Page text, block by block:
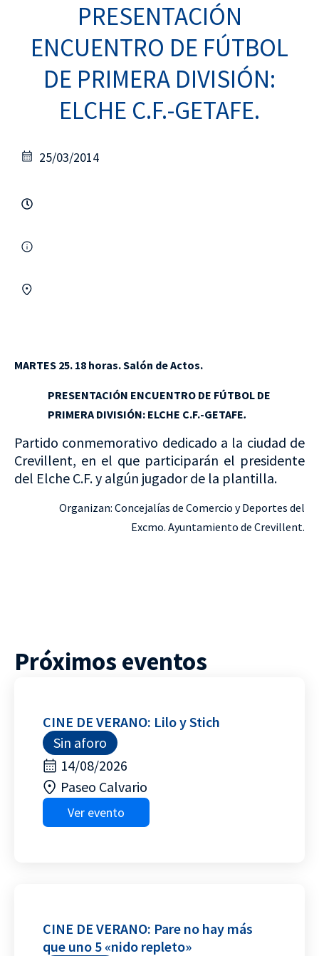
PRESENTACIÓN
ENCUENTRO DE FÚTBOL
DE PRIMERA DIVISIÓN:
ELCHE C.F.-GETAFE.
25/03/2014
MARTES 25. 18 horas. Salón de Actos.
PRESENTACIÓN ENCUENTRO DE FÚTBOL DE
PRIMERA DIVISIÓN: ELCHE C.F.-GETAFE.
Partido conmemorativo dedicado a la ciudad de
Crevillent, en el que participarán el presidente
del Elche C.F. y algún jugador de la plantilla.
Organizan: Concejalías de Comercio y Deportes del
Excmo. Ayuntamiento de Crevillent.
Próximos eventos
CINE DE VERANO: Lilo y Stich
Sin aforo
14/08/2026
Paseo Calvario
Ver evento
CINE DE VERANO: Pare no hay más
que uno 5 «nido repleto»